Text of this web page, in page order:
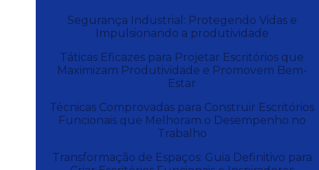
Segurança Industrial: Protegendo Vidas e
Impulsionando a produtividade
Táticas Eficazes para Projetar Escritórios que
Maximizam Produtividade e Promovem Bem-
Estar
Técnicas Comprovadas para Construir Escritórios
Funcionais que Melhoram o Desempenho no
Trabalho
Transformação de Espaços: Guia Definitivo para